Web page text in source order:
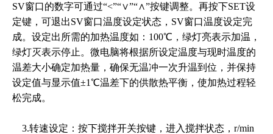
SV窗口的数字可通过“<”“∨”“∧”按键调整。再按下SET设
定键，可退出SV窗口温度设定状态，SV窗口温度设定完
成。设定出所需的加热温度如：100℃，绿灯亮表示加温，
绿灯灭表示停止。微电脑将根据所设定温度与现时温度的
温差大小确定加热量，确保无温冲一次升温到位，并保持
设定值与显示值±1℃温差下的供散热平衡，使加热过程轻
松完成。
3.转速设定：按下搅拌开关按键，进入搅拌状态，r/min